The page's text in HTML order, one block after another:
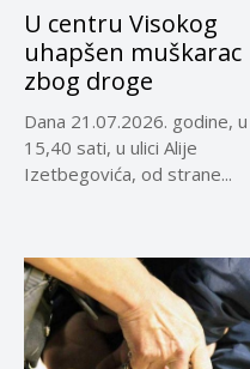
U centru Visokog
uhapšen muškarac
zbog droge
Dana 21.07.2026. godine, u
15,40 sati, u ulici Alije
Izetbegovića, od strane...